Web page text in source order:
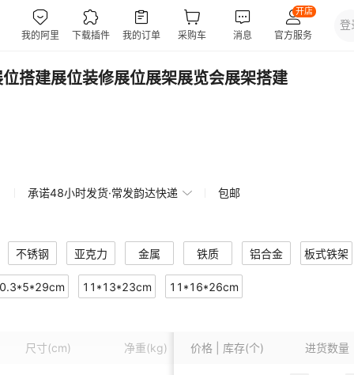
搭建展位装修展位展架展览会展架搭建
承诺48小时发货·常发韵达快递 包邮
不锈钢 亚克力 金属 铁质 铝合金 板式铁架
11*13*23cm 11*16*26cm
尺寸(cm) 净重(kg) 价格 | 库存(个) 进货数量